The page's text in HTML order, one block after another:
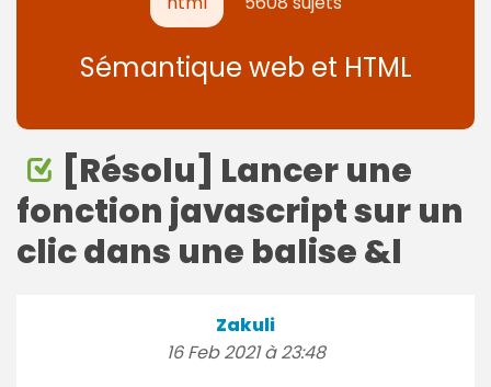
Sémantique web et HTML
[Résolu] Lancer une
fonction javascript sur un
clic dans une balise &l
Zakuli
16 Feb 2021 à 23:48